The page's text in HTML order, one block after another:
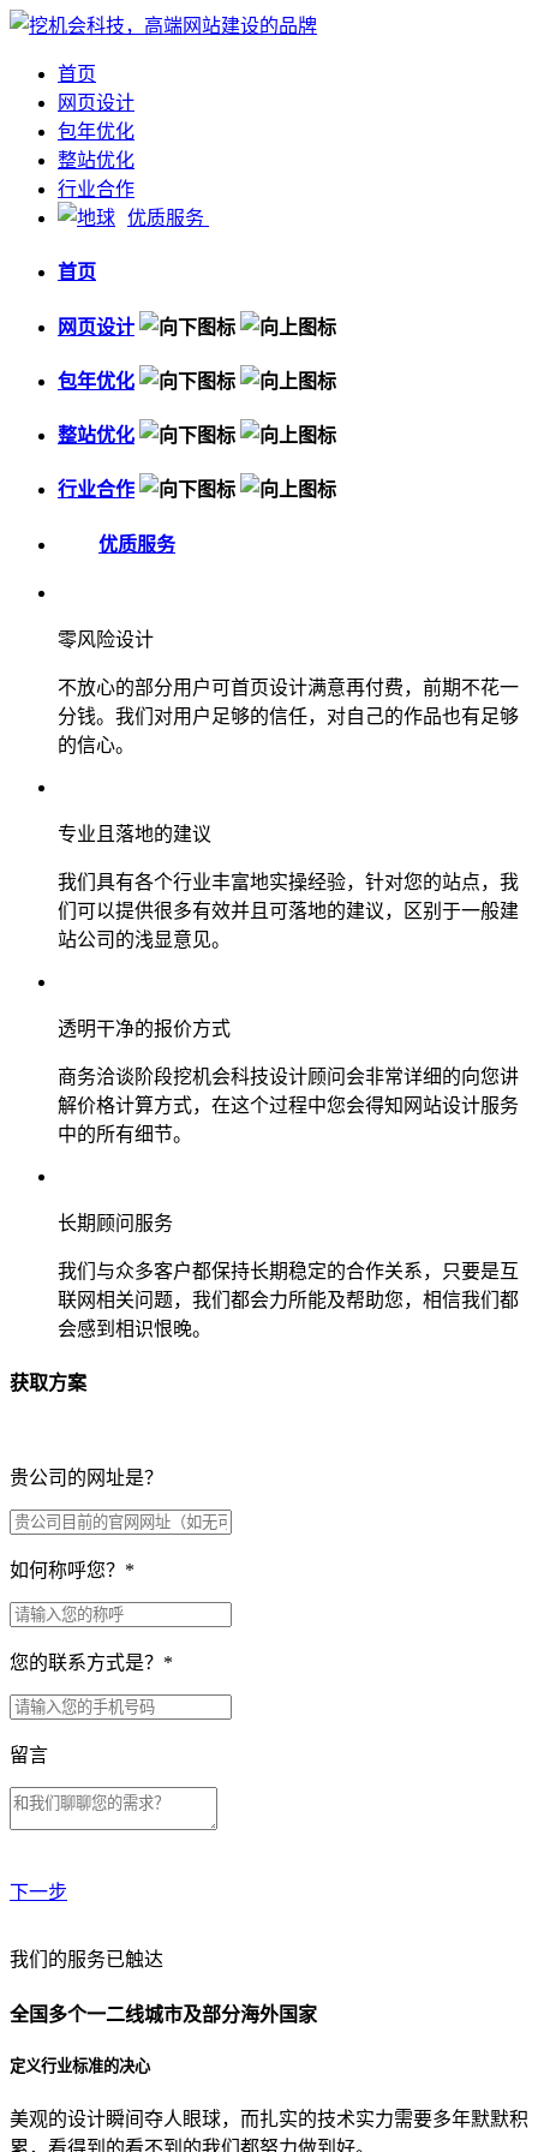
首页
网页设计
包年优化
整站优化
行业合作
优质服务
首页
网页设计
包年优化
整站优化
行业合作
优质服务
零风险设计
不放心的部分用户可首页设计满意再付费，前期不花一
分钱。我们对用户足够的信任，对自己的作品也有足够
的信心。
专业且落地的建议
我们具有各个行业丰富地实操经验，针对您的站点，我
们可以提供很多有效并且可落地的建议，区别于一般建
站公司的浅显意见。
透明干净的报价方式
商务洽谈阶段挖机会科技设计顾问会非常详细的向您讲
解价格计算方式，在这个过程中您会得知网站设计服务
中的所有细节。
长期顾问服务
我们与众多客户都保持长期稳定的合作关系，只要是互
联网相关问题，我们都会力所能及帮助您，相信我们都
会感到相识恨晚。
获取方案
贵公司的网址是？
如何称呼您？ *
您的联系方式是？ *
留言
下一步
贵公司预算范围是？
贵公司的团队规模是？
目前主要的营销渠道是？
我们的服务已触达
全国多个一二线城市及部分海外国家
定义行业标准的决心
美观的设计瞬间夺人眼球，而扎实的技术实力需要多年默默积
累，看得到的看不到的我们都努力做到好。